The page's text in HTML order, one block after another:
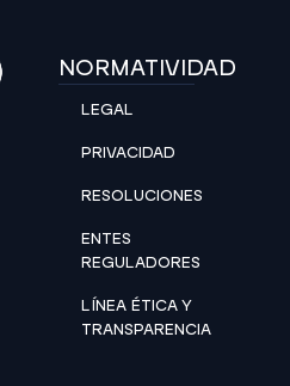
NORMATIVIDAD
LEGAL
PRIVACIDAD
RESOLUCIONES
ENTES
REGULADORES
LÍNEA ÉTICA Y
TRANSPARENCIA